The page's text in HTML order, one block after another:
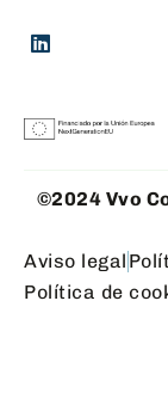
©2024 Vvo
Aviso legal
Política de